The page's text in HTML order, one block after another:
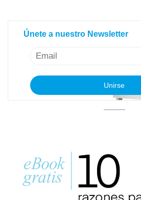
Únete a nuestro Newsletter